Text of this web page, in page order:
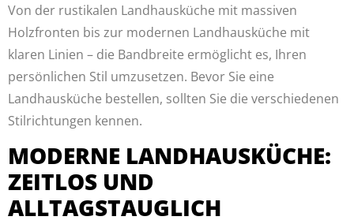
Von der rustikalen Landhausküche mit massiven
Holzfronten bis zur modernen Landhausküche mit
klaren Linien – die Bandbreite ermöglicht es, Ihren
persönlichen Stil umzusetzen. Bevor Sie eine
Landhausküche bestellen, sollten Sie die verschiedenen
Stilrichtungen kennen.
MODERNE LANDHAUSKÜCHE:
ZEITLOS UND
ALLTAGSTAUGLICH